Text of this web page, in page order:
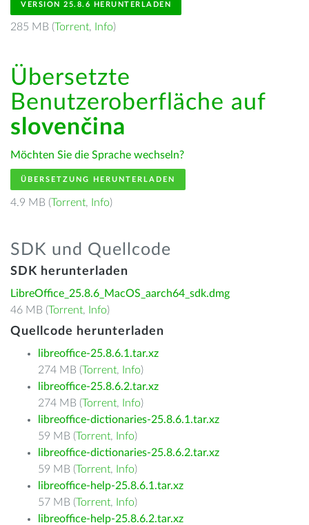
VERSION 25.8.6 HERUNTERLADEN
285 MB (Torrent, Info)
Übersetzte
Benutzeroberfläche auf
slovenčina
Möchten Sie die Sprache wechseln?
ÜBERSETZUNG HERUNTERLADEN
4.9 MB (Torrent, Info)
SDK und Quellcode
SDK herunterladen
LibreOffice_25.8.6_MacOS_aarch64_sdk.dmg
46 MB (Torrent, Info)
Quellcode herunterladen
libreoffice-25.8.6.1.tar.xz
274 MB (Torrent, Info)
libreoffice-25.8.6.2.tar.xz
274 MB (Torrent, Info)
libreoffice-dictionaries-25.8.6.1.tar.xz
59 MB (Torrent, Info)
libreoffice-dictionaries-25.8.6.2.tar.xz
59 MB (Torrent, Info)
libreoffice-help-25.8.6.1.tar.xz
57 MB (Torrent, Info)
libreoffice-help-25.8.6.2.tar.xz